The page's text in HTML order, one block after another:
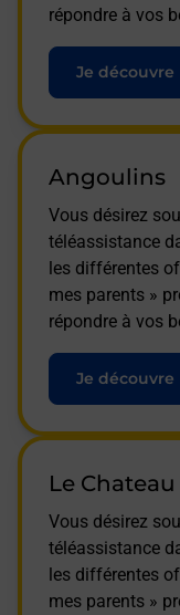
répondre à vos
Je découvre
Angoulins
Vous désirez
téléassistance
les différentes
mes parents »
répondre à vos
Je découvre
Le
Vous désirez
téléassistance
les différentes
mes parents »